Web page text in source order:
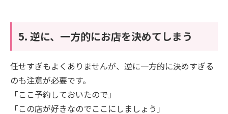
5. 逆に、一方的にお店を決めてしまう
任せすぎもよくありませんが、逆に一方的に決めすぎる
のも注意が必要です。
「ここ予約しておいたので」
「この店が好きなのでここにしましょう」